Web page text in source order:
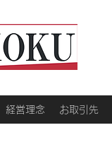
経営理念 お取引先